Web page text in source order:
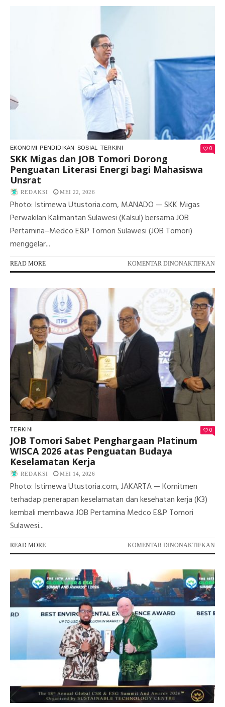
JOB
DI
CPP
EKONOMI PENDIDIKAN SOSIAL TERKINI 0
SKK Migas dan JOB Tomori Dorong
Penguatan Literasi Energi bagi Mahasiswa
Unsrat
REDAKSI MEI 22, 2026
Photo: Istimewa Utustoria.com, MANADO — SKK Migas
Perwakilan Kalimantan Sulawesi (Kalsul) bersama JOB
Pertamina–Medco E&P Tomori Sulawesi (JOB Tomori)
menggelar...
READ MORE KOMENTAR DINONAKTIFKAN
TERKINI 0
JOB Tomori Sabet Penghargaan Platinum
WISCA 2026 atas Penguatan Budaya
Keselamatan Kerja
REDAKSI MEI 14, 2026
Photo: Istimewa Utustoria.com, JAKARTA — Komitmen
terhadap penerapan keselamatan dan kesehatan kerja (K3)
kembali membawa JOB Pertamina Medco E&P Tomori
Sulawesi...
READ MORE KOMENTAR DINONAKTIFKAN
JOB